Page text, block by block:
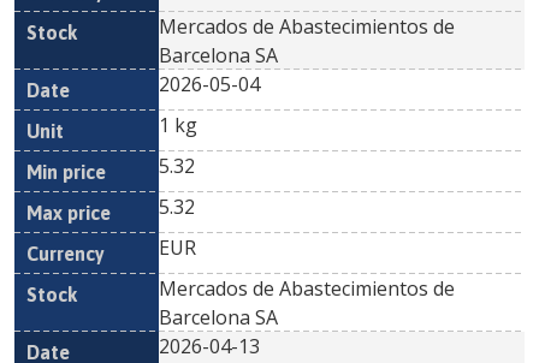
Mercados de Abastecimientos de
Barcelona SA
2026-05-04
1 kg
5.32
5.32
EUR
Mercados de Abastecimientos de
Barcelona SA
2026-04-13